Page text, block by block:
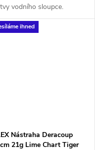
vodního sloupce.
ihned
Nástraha Deracoup
21g Lime Chart Tiger